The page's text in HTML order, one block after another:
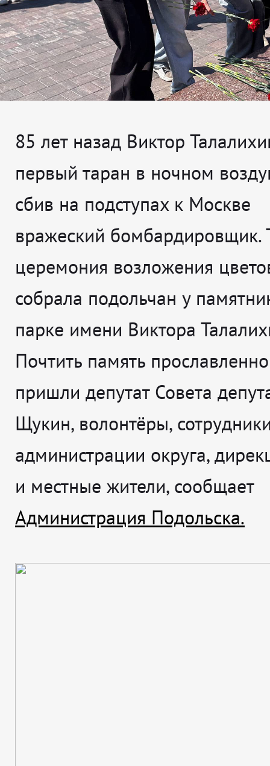
85 лет назад Виктор
первый таран в ночном
сбив на подступах к Москве
вражеский бомбардировщик.
церемония возложения
собрала подольчан у
парке имени Виктора
Почтить память
пришли депутат Совета
Щукин, волонтёры,
администрации округа,
и местные жители, сообщает
Администрация Подольска.